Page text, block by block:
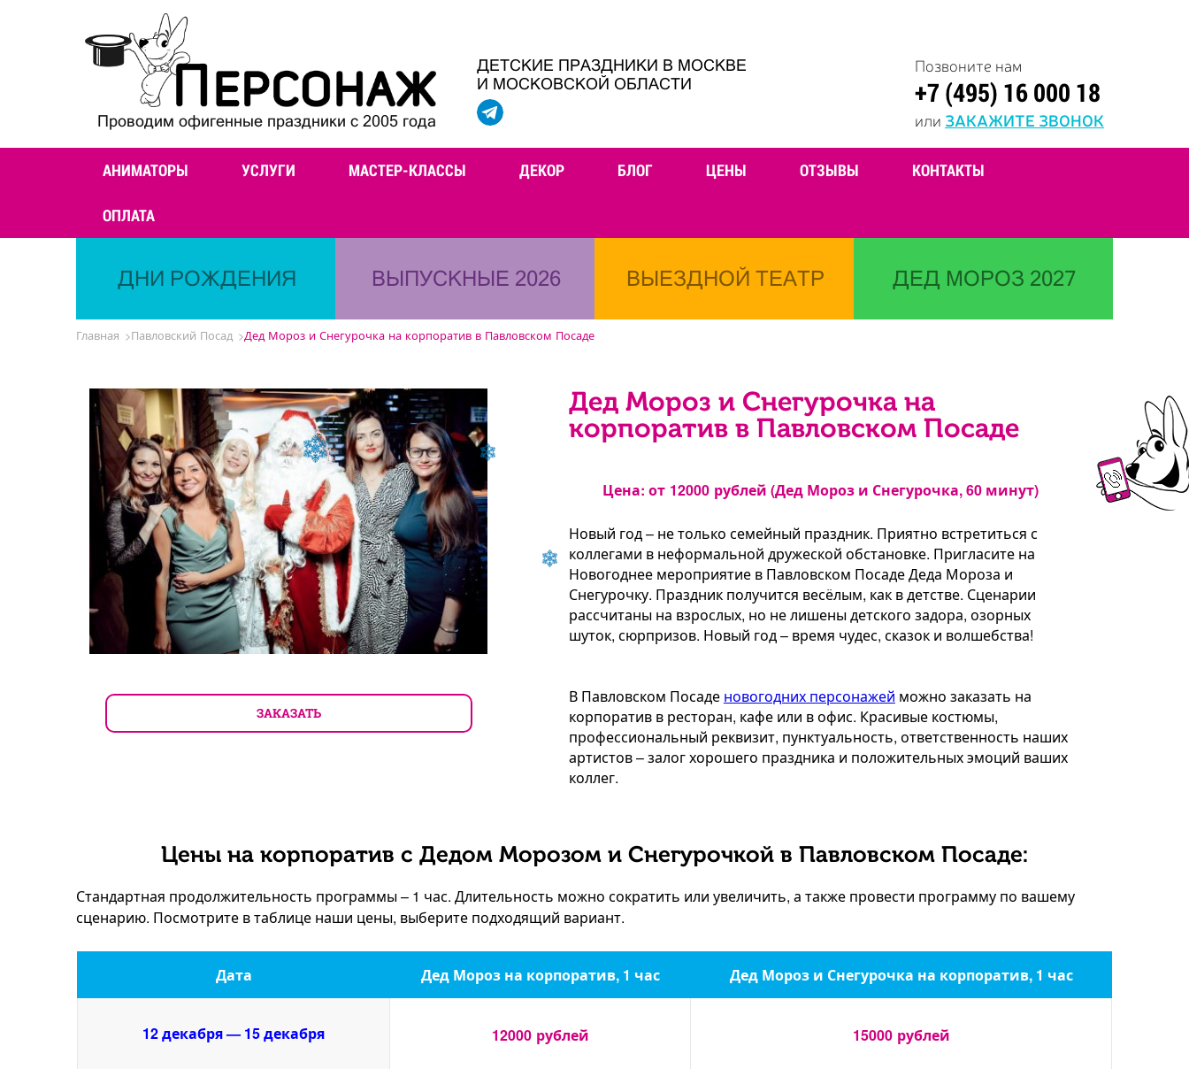
Проводим офигенные праздники с 2005 года
ДЕТСКИЕ ПРАЗДНИКИ В МОСКВЕ
И МОСКОВСКОЙ ОБЛАСТИ
Позвоните нам
+7 (495) 16 000 18
или ЗАКАЖИТЕ ЗВОНОК
АНИМАТОРЫ УСЛУГИ МАСТЕР-КЛАССЫ ДЕКОР БЛОГ ЦЕНЫ ОТЗЫВЫ КОНТАКТЫ
ОПЛАТА
ДНИ РОЖДЕНИЯ ВЫПУСКНЫЕ 2026 ВЫЕЗДНОЙ ТЕАТР ДЕД МОРОЗ 2027
Главная Павловский Посад Дед Мороз и Снегурочка на корпоратив в Павловском Посаде
ЗАКАЗАТЬ
Дед Мороз и Снегурочка на
корпоратив в Павловском Посаде
Цена: от 12000 рублей (Дед Мороз и Снегурочка, 60 минут)
Новый год – не только семейный праздник. Приятно встретиться с
коллегами в неформальной дружеской обстановке. Пригласите на
Новогоднее мероприятие в Павловском Посаде Деда Мороза и
Снегурочку. Праздник получится весёлым, как в детстве. Сценарии
рассчитаны на взрослых, но не лишены детского задора, озорных
шуток, сюрпризов. Новый год – время чудес, сказок и волшебства!
В Павловском Посаде новогодних персонажей можно заказать на
корпоратив в ресторан, кафе или в офис. Красивые костюмы,
профессиональный реквизит, пунктуальность, ответственность наших
артистов – залог хорошего праздника и положительных эмоций ваших
коллег.
Цены на корпоратив с Дедом Морозом и Снегурочкой в Павловском Посаде:
Стандартная продолжительность программы – 1 час. Длительность можно сократить или увеличить, а также провести программу по вашему
сценарию. Посмотрите в таблице наши цены, выберите подходящий вариант.
Дата Дед Мороз на корпоратив, 1 час Дед Мороз и Снегурочка на корпоратив, 1 час
12 декабря — 15 декабря 12000 рублей 15000 рублей